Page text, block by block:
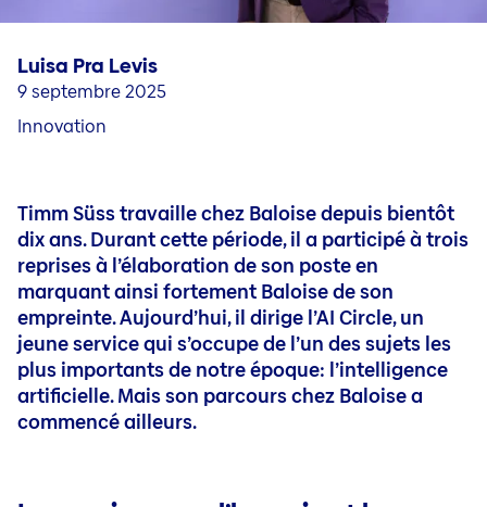
Carrière en Liechtenstein
Jobblog
Personnes & stories
Conseils pour votre candidature et votre carrière
Luisa Pra Levis
9 septembre 2025
Innovation
Timm Süss travaille chez Baloise depuis bientôt
dix ans. Durant cette période, il a participé à trois
reprises à l’élaboration de son poste en
marquant ainsi fortement Baloise de son
empreinte. Aujourd’hui, il dirige l’AI Circle, un
jeune service qui s’occupe de l’un des sujets les
plus importants de notre époque: l’intelligence
artificielle. Mais son parcours chez Baloise a
commencé ailleurs.